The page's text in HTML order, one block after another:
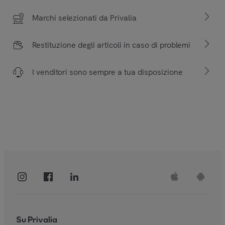
Marchi selezionati da Privalia
Restituzione degli articoli in caso di problemi
I venditori sono sempre a tua disposizione
Su Privalia